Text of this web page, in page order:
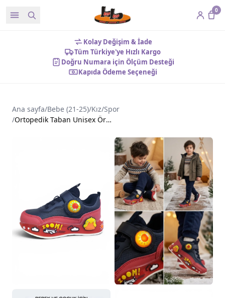
0
Kolay Değişim & İade
Tüm Türkiye'ye Hızlı Kargo
Doğru Numara için Ölçüm Desteği
Kapıda Ödeme Seçeneği
Ana sayfa/Bebe (21-25)/Kız/Spor
/
Ortopedik Taban Unisex Ördek Desenli Bebek Spor Ayakkabı Siyah